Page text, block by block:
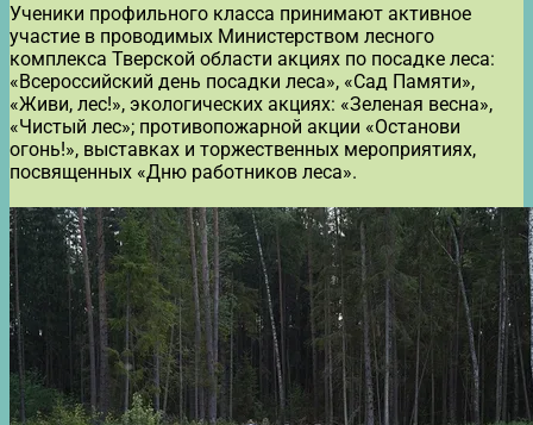
Ученики профильного класса принимают активное
участие в проводимых Министерством лесного
комплекса Тверской области акциях по посадке леса:
«Всероссийский день посадки леса», «Сад Памяти»,
«Живи, лес!», экологических акциях: «Зеленая весна»,
«Чистый лес»; противопожарной акции «Останови
огонь!», выставках и торжественных мероприятиях,
посвященных «Дню работников леса».